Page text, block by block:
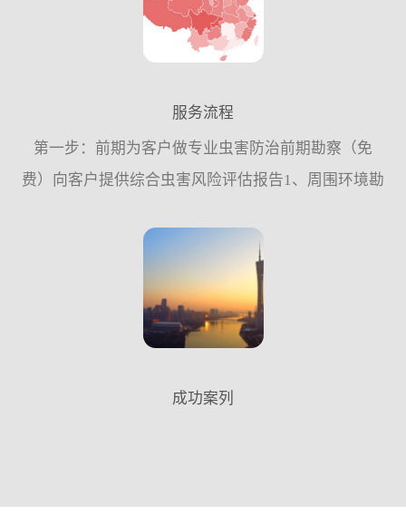
服务流程
第一步：前期为客户做专业虫害防治前期勘察（免
费）向客户提供综合虫害风险评估报告1、周围环境勘
的调查。4、虫害种类鉴别及密度监测。第二步：为客
成功案列